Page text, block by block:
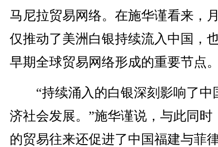
马尼拉贸易网络。在施华谨看来，
仅推动了美洲白银持续流入中国，
早期全球贸易网络形成的重要节点
“持续涌入的白银深刻影响了中
济社会发展。”施华谨说，与此同时
的贸易往来还促进了中国福建与菲